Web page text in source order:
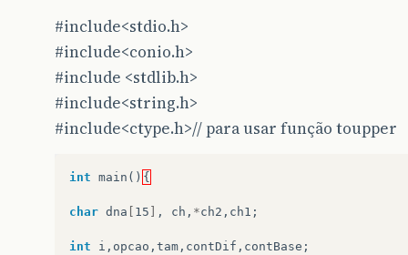
#include<stdio.h>
#include<conio.h>
#include <stdlib.h>
#include<string.h>
#include<ctype.h>// para usar função toupper
int main () {
char dna 15 , ch , *ch2 , ch1 ;
int i , opcao , tam , contDif , contBase ;